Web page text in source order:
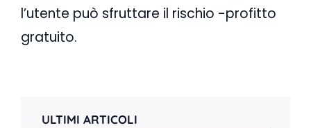
l’utente può sfruttare il rischio -profitto
gratuito.
ULTIMI ARTICOLI